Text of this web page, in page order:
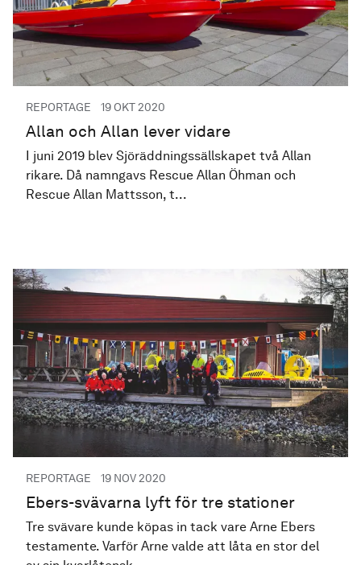
REPORTAGE
PUBLICERAD 19 OKT 2020
Allan och Allan lever vidare
I juni 2019 blev Sjöräddningssällskapet två Allan
rikare. Då namngavs Rescue Allan Öhman och
Rescue Allan Mattsson, t...
REPORTAGE
PUBLICERAD 19 NOV 2020
Ebers-svävarna lyft för tre stationer
Tre svävare kunde köpas in tack vare Arne Ebers
testamente. Varför Arne valde att låta en stor del